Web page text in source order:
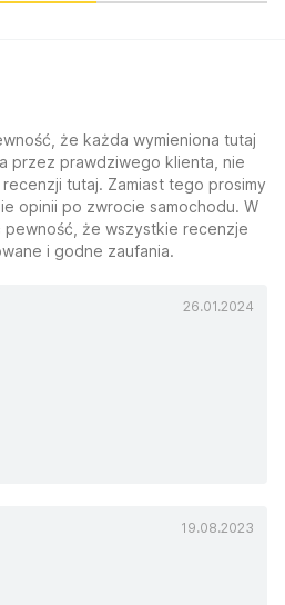
że każda wymieniona tutaj
przez prawdziwego klienta, nie
tutaj. Zamiast tego prosimy
opinii po zwrocie samochodu. W
że wszystkie recenzje
i godne zaufania.
26.01.2024
19.08.2023